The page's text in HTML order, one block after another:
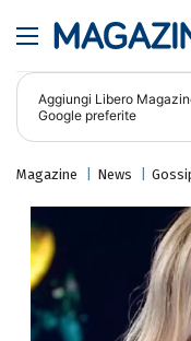
Aggiungi Libero
Google preferite
Magazine News